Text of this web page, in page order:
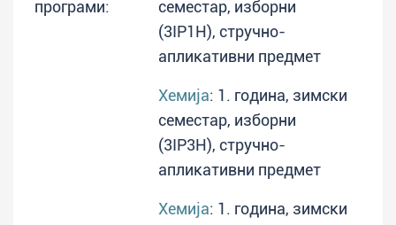
програми:
семестар, изборни
(3IP1H), стручно-
апликативни предмет
Хемија: 1. година, зимски
семестар, изборни
(3IP3H), стручно-
апликативни предмет
Хемија: 1. година, зимски